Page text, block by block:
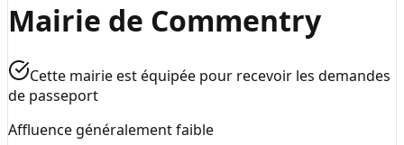
Mairie de Commentry
Cette mairie est équipée pour recevoir les demandes
de passeport
Affluence généralement faible